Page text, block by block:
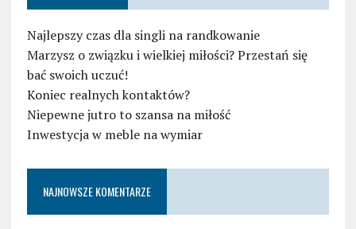
Najlepszy czas dla singli na randkowanie
Marzysz o związku i wielkiej miłości? Przestań się
bać swoich uczuć!
Koniec realnych kontaktów?
Niepewne jutro to szansa na miłość
Inwestycja w meble na wymiar
NAJNOWSZE KOMENTARZE